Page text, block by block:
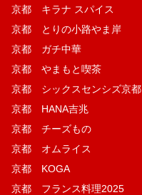
京都 キラナ スパイス
京都 とりの小路やま岸
京都 ガチ中華
京都 やまもと喫茶
京都 シックスセンシズ京都
京都 HANA吉兆
京都 チーズもの
京都 オムライス
京都 KOGA
京都 フランス料理2025